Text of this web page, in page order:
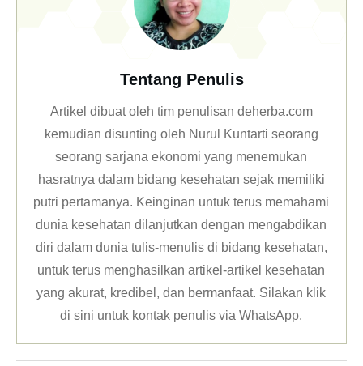
Tentang Penulis
Artikel dibuat oleh tim penulisan deherba.com
kemudian disunting oleh Nurul Kuntarti seorang
seorang sarjana ekonomi yang menemukan
hasratnya dalam bidang kesehatan sejak memiliki
putri pertamanya. Keinginan untuk terus memahami
dunia kesehatan dilanjutkan dengan mengabdikan
diri dalam dunia tulis-menulis di bidang kesehatan,
untuk terus menghasilkan artikel-artikel kesehatan
yang akurat, kredibel, dan bermanfaat. Silakan klik
di sini untuk kontak penulis via WhatsApp.